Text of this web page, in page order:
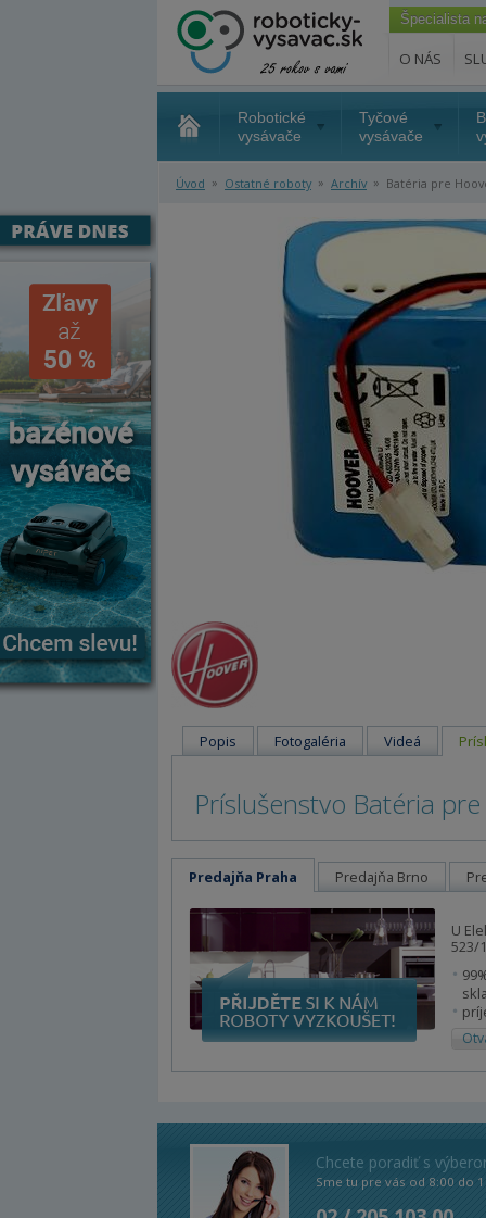
Špecialista
O NÁS
Robotické
vysávače
Tyčové
vysávače
Úvod » Ostatné roboty » Archív » Batéria pre
Popis Fotogaléria Videá
Príslušenstvo Batéria
Predajňa Praha Predajňa Brno
U
523/
Chcete poradiť s
Sme tu pre vás od 8:00 do